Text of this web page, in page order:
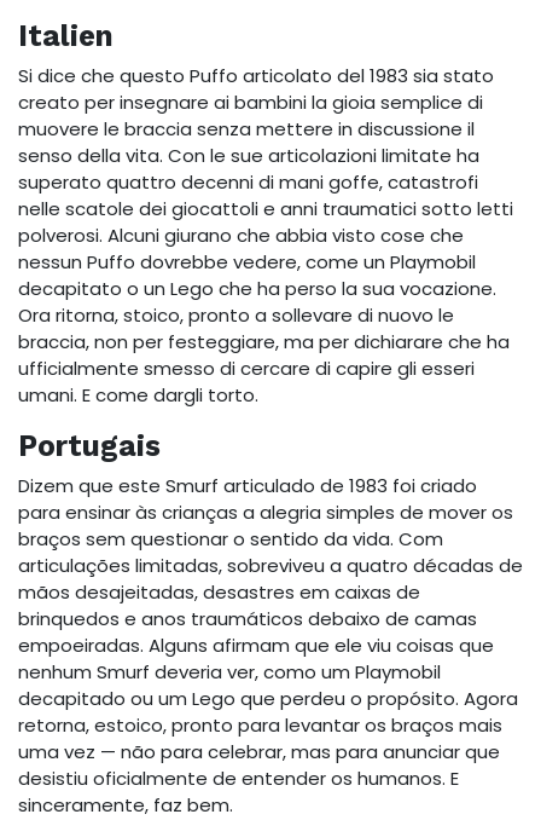
Italien
Si dice che questo Puffo articolato del 1983 sia stato
creato per insegnare ai bambini la gioia semplice di
muovere le braccia senza mettere in discussione il
senso della vita. Con le sue articolazioni limitate ha
superato quattro decenni di mani goffe, catastrofi
nelle scatole dei giocattoli e anni traumatici sotto letti
polverosi. Alcuni giurano che abbia visto cose che
nessun Puffo dovrebbe vedere, come un Playmobil
decapitato o un Lego che ha perso la sua vocazione.
Ora ritorna, stoico, pronto a sollevare di nuovo le
braccia, non per festeggiare, ma per dichiarare che ha
ufficialmente smesso di cercare di capire gli esseri
umani. E come dargli torto.
Portugais
Dizem que este Smurf articulado de 1983 foi criado
para ensinar às crianças a alegria simples de mover os
braços sem questionar o sentido da vida. Com
articulações limitadas, sobreviveu a quatro décadas de
mãos desajeitadas, desastres em caixas de
brinquedos e anos traumáticos debaixo de camas
empoeiradas. Alguns afirmam que ele viu coisas que
nenhum Smurf deveria ver, como um Playmobil
decapitado ou um Lego que perdeu o propósito. Agora
retorna, estoico, pronto para levantar os braços mais
uma vez — não para celebrar, mas para anunciar que
desistiu oficialmente de entender os humanos. E
sinceramente, faz bem.